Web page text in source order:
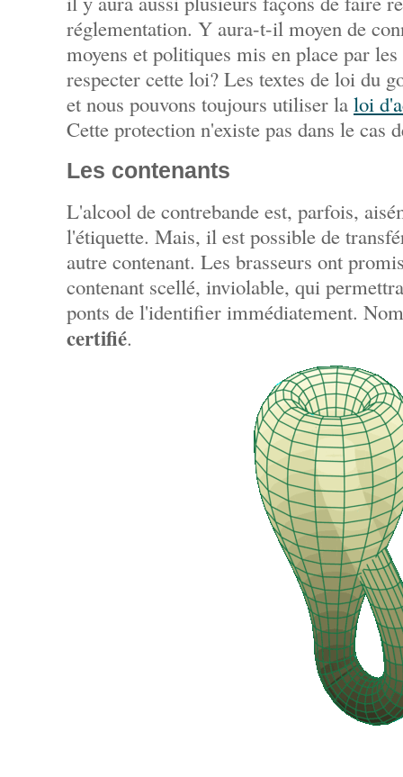
réglementation. Y aura-t-il moyen de
moyens et politiques mis en place par
respecter cette loi? Les textes de loi du
et nous pouvons toujours utiliser la loi
Cette protection n'existe pas dans le cas
Les contenants
L'alcool de contrebande est, parfois,
l'étiquette. Mais, il est possible de
autre contenant. Les brasseurs ont
contenant scellé, inviolable, qui
ponts de l'identifier immédiatement.
certifié.